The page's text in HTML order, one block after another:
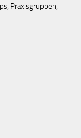
Praxisgruppen,